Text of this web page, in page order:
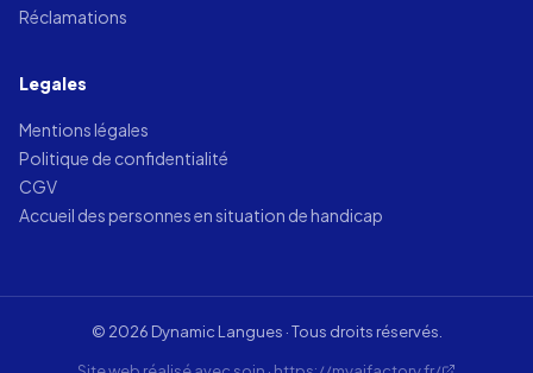
Réclamations
Legales
Mentions légales
Politique de confidentialité
CGV
Accueil des personnes en situation de handicap
© 2026 Dynamic Langues · Tous droits réservés.